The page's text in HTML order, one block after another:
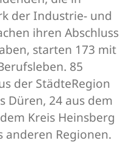
der Industrie- und
ihren Abschluss
starten 173 mit
85
der StädteRegion
Düren, 24 aus dem
Kreis Heinsberg
anderen Regionen.